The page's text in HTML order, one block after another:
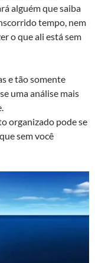
alguém que saiba
tempo, nem
o que ali está sem
e tão somente
uma análise mais
organizado pode se
sem você